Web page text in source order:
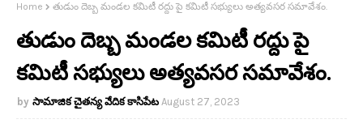
Home తుడుం దెబ్బ మండల కమిటీ రద్దు పై కమిటీ సభ్యులు అత్యవసర సమావేశం.
తుడుం దెబ్బ మండల కమిటీ రద్దు పై
కమిటీ సభ్యులు అత్యవసర సమావేశం.
సామాజిక చైతన్య వేదిక కాసిపేట August 27, 2023